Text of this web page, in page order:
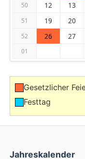
Jahreskalender
50 12 13
51 19 20
52 26 27
01
Gesetzlicher
Festtag